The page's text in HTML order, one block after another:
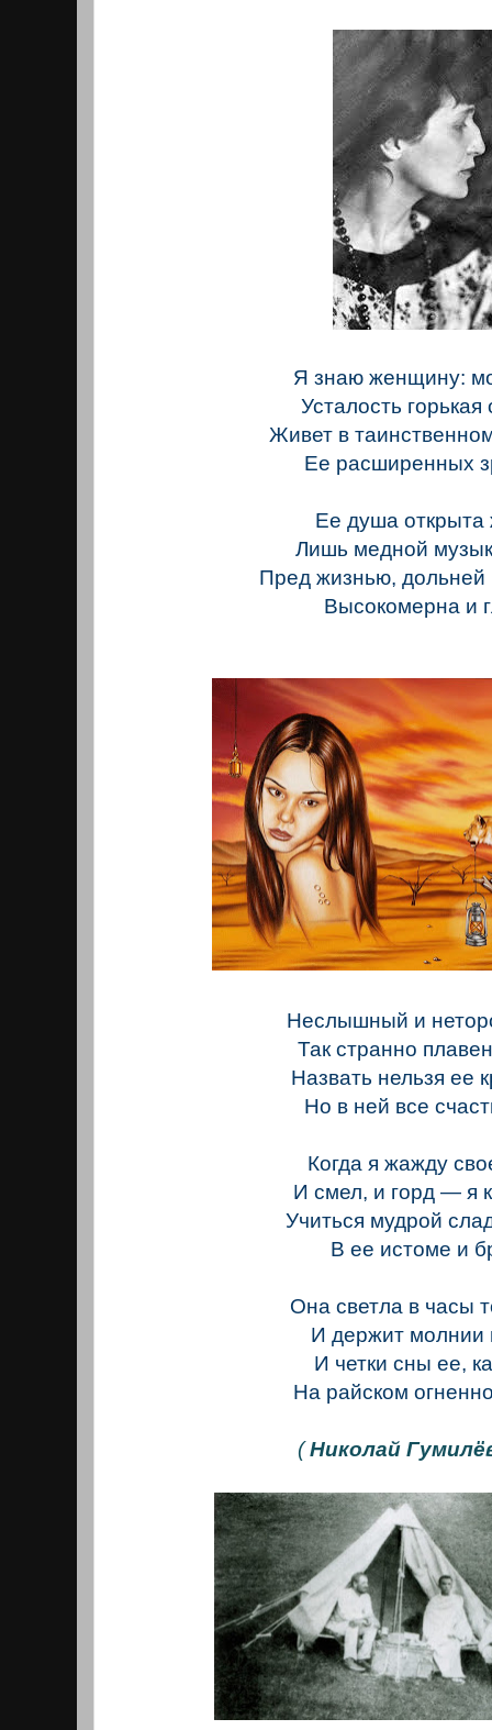
Я знаю женщину:
Усталость горькая
Живет в
Ее расширенных
Ее душа открыта
Лишь медной
Пред жизнью, дольней
Высокомерна и
Неслышный и
Так странно
Назвать нельзя ее
Но в ней все
Когда я жажду
И смел, и горд — я
Учиться мудрой
В ее истоме и
Она светла в часы
И держит молнии
И четки сны ее,
На райском
(Николай